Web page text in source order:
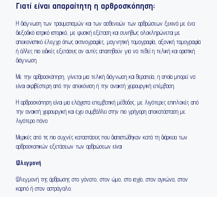
Γιατί είναι απαραίτητη η αρθροσκόπηση;
Η διάγνωση των τραυματισμών και των ασθενειών των αρθρώσεων ξεκινά με ένα
διεξοδικό ιατρικό ιστορικό, με φυσική εξέταση και συνήθως ολοκληρώνεται με
απεικονιστικό έλεγχο όπως ακτινογραφίες, μαγνητική τομογραφία, αξονική τομογραφία
ή άλλες πιο ειδικές εξετάσεις αν αυτές απαιτηθούν για να τεθεί η τελική και οριστική
διάγνωση.
Με την αρθροσκόπηση, γίνεται μια τελική διάγνωση και θεραπεία, η οποία μπορεί να
είναι ακριβέστερη από την απεικόνιση ή την ανοικτή χειρουργική επέμβαση.
Η αρθροσκόπηση είναι μια ελάχιστα επεμβατική μέθοδος, με λιγότερες επιπλοκές από
την ανοικτή χειρουργική και έχει συμβάλλει στην πιο γρήγορη αποκατάσταση με
λιγότερο πόνο
Μερικές από τις πιο συχνές καταστάσεις που διαπιστώθηκαν κατά τη διάρκεια των
αρθροσκοπικών εξετάσεων των αρθρώσεων είναι:
Φλεγμονή
Φλεγμονή της άρθρωσης στο γόνατο, στον ώμο, στο ισχίο, στον αγκώνα, στον
καρπό ή στον αστράγαλο.